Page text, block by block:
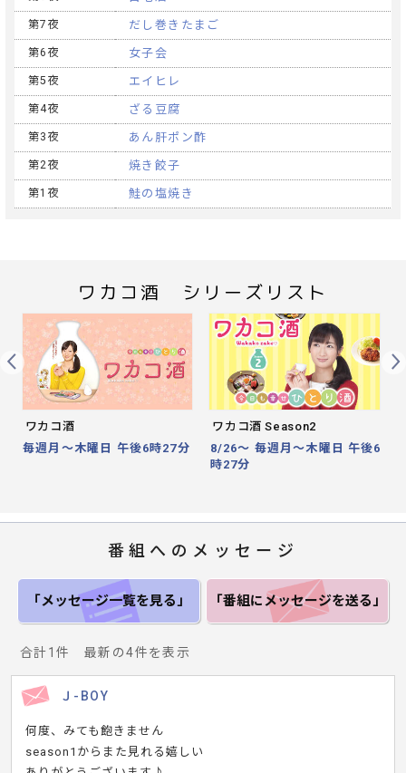
第7夜 だし巻きたまご
第6夜 女子会
第5夜 エイヒレ
第4夜 ざる豆腐
第3夜 あん肝ポン酢
第2夜 焼き餃子
第1夜 鮭の塩焼き
ワカコ酒 シリーズリスト
ワカコ酒
毎週月～木曜日 午後6時27分
ワカコ酒 Season2
8/26～ 毎週月～木曜日 午後6
時27分
Prev
番組へのメッセージ
「メッセージ一覧を見る」 「番組にメッセージを送る」
合計1件 最新の4件を表示
Ｊ-BOY
何度、みても飽きません
season1からまた見れる嬉しい